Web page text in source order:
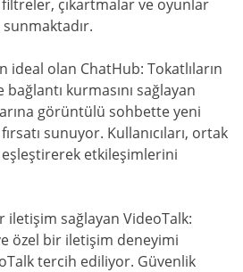
çıkartmalar ve oyunlar
ideal olan ChatHub: Tokatlıların
kurmasını sağlayan
görüntülü sohbette yeni
sunuyor. Kullanıcıları, ortak
etkileşimlerini
iletişim sağlayan VideoTalk:
özel bir iletişim deneyimi
tercih ediliyor. Güvenlik